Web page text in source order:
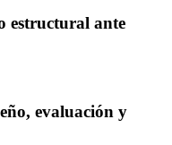
estructural ante
evaluación y